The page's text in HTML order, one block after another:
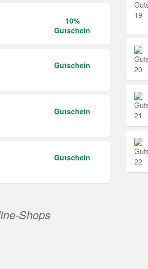
10%
Gutschein
Gutschein
Gutschein
Gutschein
Shops